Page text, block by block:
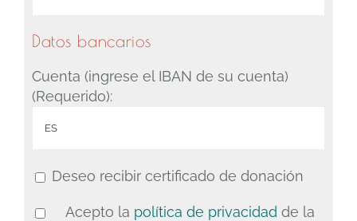
Datos bancarios
Cuenta (ingrese el IBAN de su cuenta)
(Requerido):
Deseo recibir certificado de donación
Acepto la política de privacidad de la